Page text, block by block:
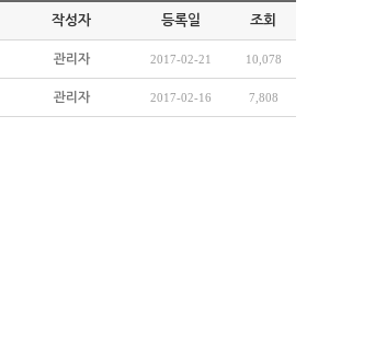
작성자 등록일 조회
관리자 2017-02-21 10,078
관리자 2017-02-16 7,808